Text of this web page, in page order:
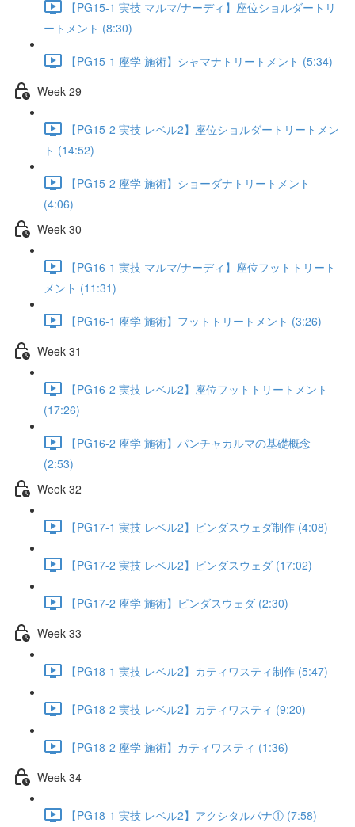
【PG15-1 実技 マルマ/ナーディ】座位ショルダートリ
ートメント (8:30)
【PG15-1 座学 施術】シャマナトリートメント (5:34)
Week 29
【PG15-2 実技 レベル2】座位ショルダートリートメン
ト (14:52)
【PG15-2 座学 施術】ショーダナトリートメント
(4:06)
Week 30
【PG16-1 実技 マルマ/ナーディ】座位フットトリート
メント (11:31)
【PG16-1 座学 施術】フットトリートメント (3:26)
Week 31
【PG16-2 実技 レベル2】座位フットトリートメント
(17:26)
【PG16-2 座学 施術】パンチャカルマの基礎概念
(2:53)
Week 32
【PG17-1 実技 レベル2】ピンダスウェダ制作 (4:08)
【PG17-2 実技 レベル2】ピンダスウェダ (17:02)
【PG17-2 座学 施術】ピンダスウェダ (2:30)
Week 33
【PG18-1 実技 レベル2】カティワスティ制作 (5:47)
【PG18-2 実技 レベル2】カティワスティ (9:20)
【PG18-2 座学 施術】カティワスティ (1:36)
Week 34
【PG18-1 実技 レベル2】アクシタルパナ① (7:58)